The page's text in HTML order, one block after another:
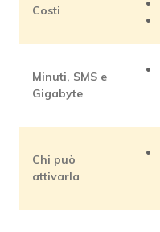
Costi
Minuti, SMS e
Gigabyte
Chi può
attivarla